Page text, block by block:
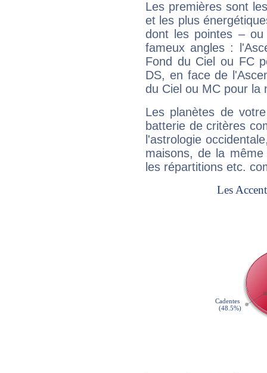
Les premières sont
et les plus
dont les pointes –
fameux angles :
Fond du Ciel ou FC
DS, en face de
du Ciel ou MC pour la
Les planètes de
batterie de critères
l'astrologie
maisons, de la
les répartitions etc.